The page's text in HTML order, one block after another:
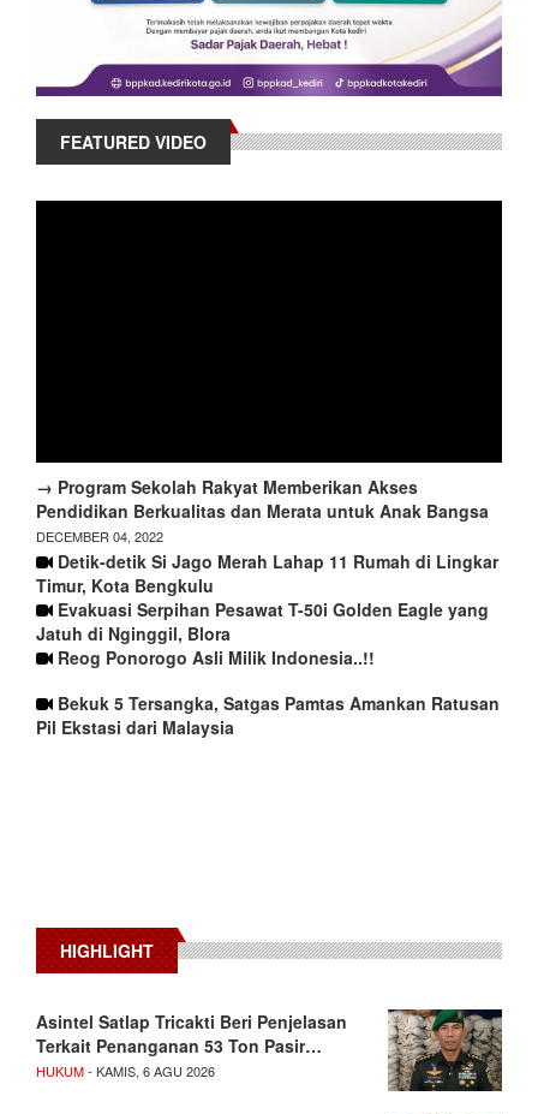
FEATURED VIDEO
→ Program Sekolah Rakyat Memberikan Akses
Pendidikan Berkualitas dan Merata untuk Anak Bangsa
DECEMBER 04, 2022
Detik-detik Si Jago Merah Lahap 11 Rumah di Lingkar
Timur, Kota Bengkulu
Evakuasi Serpihan Pesawat T-50i Golden Eagle yang
Jatuh di Nginggil, Blora
Reog Ponorogo Asli Milik Indonesia..!!
Bekuk 5 Tersangka, Satgas Pamtas Amankan Ratusan
Pil Ekstasi dari Malaysia
HIGHLIGHT
Asintel Satlap Tricakti Beri Penjelasan
Terkait Penanganan 53 Ton Pasir…
HUKUM- KAMIS, 6 AGU 2026